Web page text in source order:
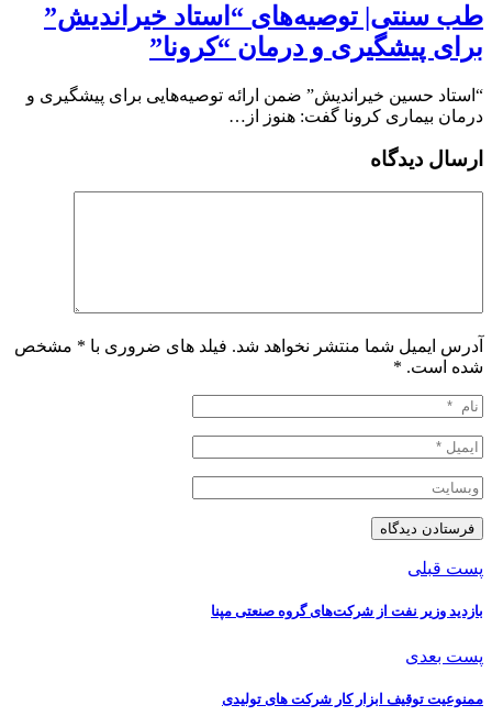
طب سنتی| توصیه‌‌های “استاد خیراندیش”
برای پیشگیری و درمان “کرونا”
“استاد حسین خیراندیش” ضمن ارائه توصیه‌‌هایی برای پیشگیری و
درمان بیماری کرونا گفت: هنوز از…
ارسال دیدگاه
آدرس ایمیل شما منتشر نخواهد شد. فیلد های ضروری با * مشخص
شده است. *
پست قبلی
️بازدید وزیر نفت از شرکت‌های گروه صنعتی مپنا
پست بعدی
️ممنوعیت توقیف ابزار کار شرکت های تولیدی